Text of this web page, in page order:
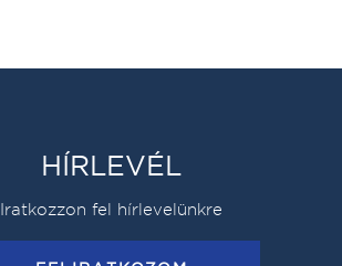
HÍRLEVÉL
Iratkozzon fel hírlevelünkre